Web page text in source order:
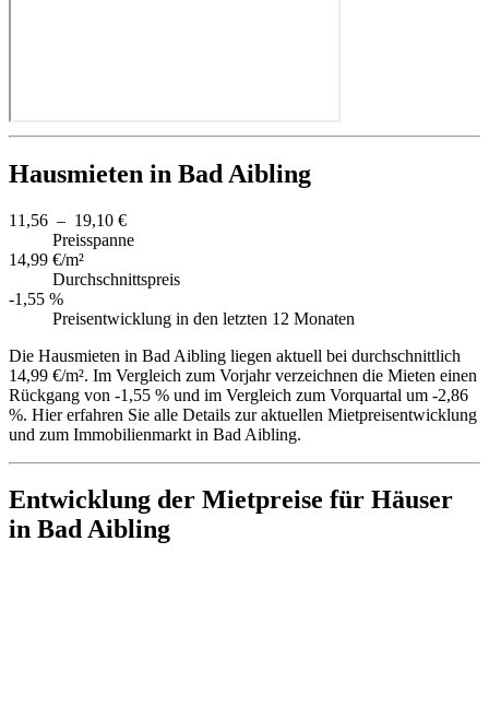
Hausmieten in Bad Aibling
11,56 – 19,10 €
Preisspanne
14,99 €/m²
Durchschnittspreis
-1,55 %
Preisentwicklung in den letzten 12 Monaten
Die Hausmieten in Bad Aibling liegen aktuell bei durchschnittlich
14,99 €/m². Im Vergleich zum Vorjahr verzeichnen die Mieten einen
Rückgang von -1,55 % und im Vergleich zum Vorquartal um -2,86
%. Hier erfahren Sie alle Details zur aktuellen Mietpreisentwicklung
und zum Immobilienmarkt in Bad Aibling.
Entwicklung der Mietpreise für Häuser
in Bad Aibling